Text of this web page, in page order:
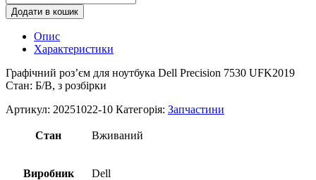
Додати в кошик
Опис
Характеристики
Графічний роз’єм для ноутбука Dell Precision 7530 UFK2019
Стан: Б/В, з розбірки
Артикул: 20251022-10 Категорія: Запчастини
Стан Вживаний
Виробник Dell